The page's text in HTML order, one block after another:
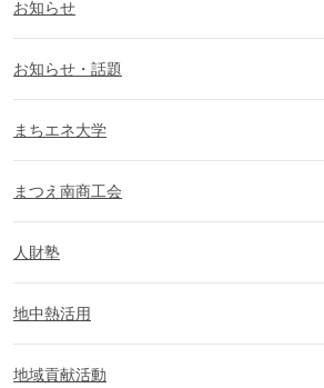
お知らせ
お知らせ・話題
まちエネ大学
まつえ南商工会
人財塾
地中熱活用
地域貢献活動